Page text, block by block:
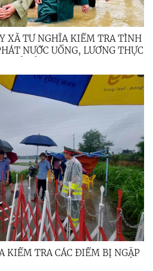
XÃ TƯ NGHĨA KIỂM TRA TÌNH
NƯỚC UỐNG, LƯƠNG THỰC
KIỂM TRA CÁC ĐIỂM BỊ NGẬP